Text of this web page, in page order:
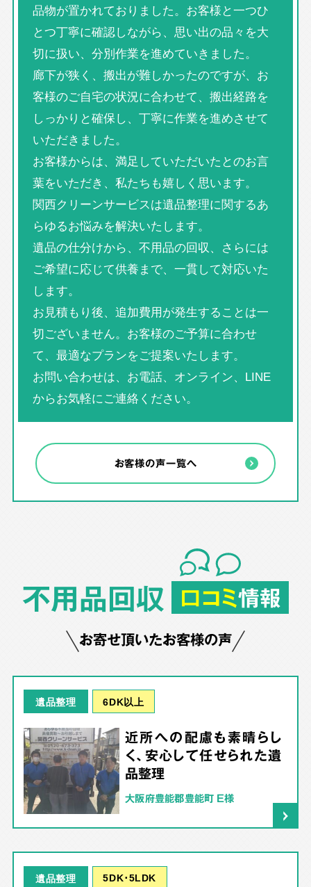
品物が置かれておりました。お客様と一つひ
とつ丁寧に確認しながら、思い出の品々を大
切に扱い、分別作業を進めていきました。
廊下が狭く、搬出が難しかったのですが、お
客様のご自宅の状況に合わせて、搬出経路を
しっかりと確保し、丁寧に作業を進めさせて
いただきました。
お客様からは、満足していただいたとのお言
葉をいただき、私たちも嬉しく思います。
関西クリーンサービスは遺品整理に関するあ
らゆるお悩みを解決いたします。
遺品の仕分けから、不用品の回収、さらには
ご希望に応じて供養まで、一貫して対応いた
します。
お見積もり後、追加費用が発生することは一
切ございません。お客様のご予算に合わせ
て、最適なプランをご提案いたします。
お問い合わせは、お電話、オンライン、LINE
からお気軽にご連絡ください。
お客様の声一覧へ
不用品回収 口コミ情報
お寄せ頂いたお客様の声
遺品整理 6DK以上
近所への配慮も素晴らし
く、安心して任せられた遺
品整理
大阪府豊能郡豊能町 E様
遺品整理 5DK･5LDK